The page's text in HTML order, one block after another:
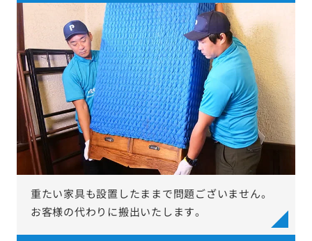
重たい家具も設置したままで問題ございません。
お客様の代わりに搬出いたします。